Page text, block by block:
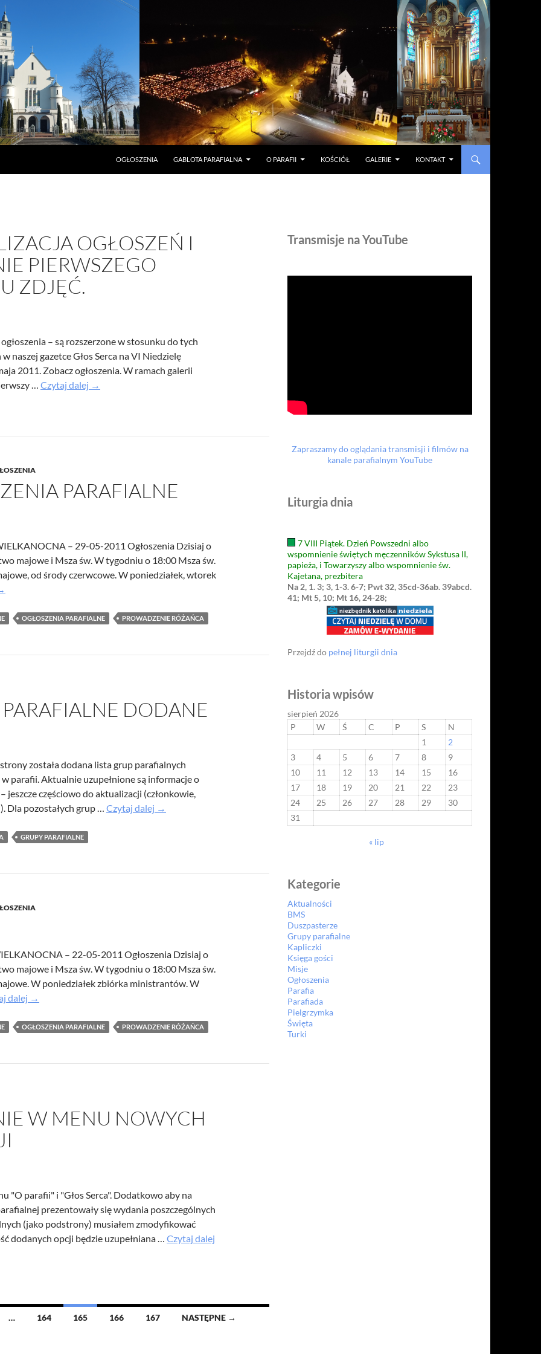
OGŁOSZENIA
GABLOTA PARAFIALNA O PARAFII KOŚCIÓŁ GALERIE KONTAKT
OGŁOSZEŃ I
PIERWSZEGO
ZDJĘĆ.
– są rozszerzone w stosunku do tych
naszej gazetce Głos Serca na VI Niedzielę
2011. Zobacz ogłoszenia. W ramach galerii
… Czytaj dalej Aktualizacja
→
PARAFIALNE
– 29-05-2011 Ogłoszenia Dzisiaj o
majowe i Msza św. W tygodniu o 18:00 Msza św.
od środy czerwcowe. W poniedziałek, wtorek
OGŁOSZENIA PARAFIALNE PROWADZENIE RÓŻAŃCA
DODANE
została dodana lista grup parafialnych
parafii. Aktualnie uzupełnione są informacje o
jeszcze częściowo do aktualizacji (członkowie,
Dla pozostałych grup … Czytaj dalej Grupy
→
GRUPY PARAFIALNE
– 22-05-2011 Ogłoszenia Dzisiaj o
majowe i Msza św. W tygodniu o 18:00 Msza św.
W poniedziałek zbiórka ministrantów. W
dalej →
OGŁOSZENIA PARAFIALNE PROWADZENIE RÓŻAŃCA
W MENU NOWYCH
"O parafii" i "Głos Serca". Dodatkowo aby na
prezentowały się wydania poszczególnych
(jako podstrony) musiałem zmodyfikować
dodanych opcji będzie uzupełniana … Czytaj dalej
… 164 165 166 167 NASTĘPNE →
Transmisje na YouTube
Zapraszamy do oglądania transmisji i filmów na
kanale parafialnym YouTube
Liturgia dnia
7 VIII Piątek. Dzień Powszedni albo
wspomnienie świętych męczenników Sykstusa II,
papieża, i Towarzyszy albo wspomnienie św.
Kajetana, prezbitera
Na 2, 1. 3; 3, 1-3. 6-7; Pwt 32, 35cd-36ab. 39abcd.
41; Mt 5, 10; Mt 16, 24-28;
Przejdź do pełnej liturgii dnia
Historia wpisów
sierpień 2026
P
W Ś C P S
N
1
2
3
4 5 6 7 8
9
10
11 12 13 14 15
16
17
18 19 20 21 22
23
24
25 26 27 28 29
30
31
« lip
Kategorie
Aktualności
BMS
Duszpasterze
Grupy parafialne
Kapliczki
Księga gości
Misje
Ogłoszenia
Parafia
Parafiada
Pielgrzymka
Święta
Turki